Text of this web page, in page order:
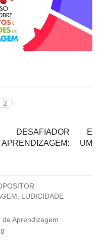
2
DESAFIADOR E
UM
LUDICIDADE
Aprendizagem